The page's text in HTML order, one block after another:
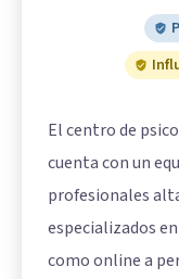
El centro de
cuenta con un
profesionales
especializados
como online a